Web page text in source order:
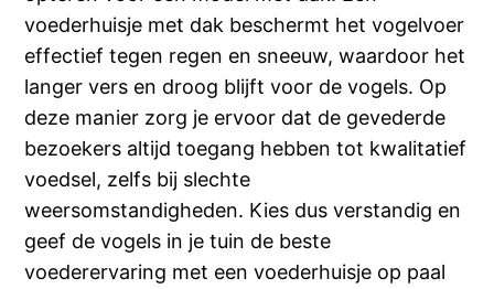
voederhuisje met dak beschermt het vogelvoer
effectief tegen regen en sneeuw, waardoor het
langer vers en droog blijft voor de vogels. Op
deze manier zorg je ervoor dat de gevederde
bezoekers altijd toegang hebben tot kwalitatief
voedsel, zelfs bij slechte
weersomstandigheden. Kies dus verstandig en
geef de vogels in je tuin de beste
voederervaring met een voederhuisje op paal